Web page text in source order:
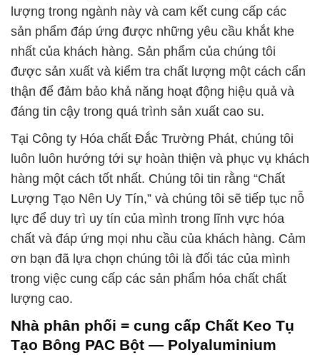
lượng trong ngành này và cam kết cung cấp các
sản phẩm đáp ứng được những yêu cầu khắt khe
nhất của khách hàng. Sản phẩm của chúng tôi
được sản xuất và kiểm tra chất lượng một cách cẩn
thận để đảm bảo khả năng hoạt động hiệu quả và
đáng tin cậy trong quá trình sản xuất cao su.
Tại Công ty Hóa chất Đắc Trường Phát, chúng tôi
luôn luôn hướng tới sự hoàn thiện và phục vụ khách
hàng một cách tốt nhất. Chúng tôi tin rằng “Chất
Lượng Tạo Nên Uy Tín,” và chúng tôi sẽ tiếp tục nỗ
lực để duy trì uy tín của mình trong lĩnh vực hóa
chất và đáp ứng mọi nhu cầu của khách hàng. Cảm
ơn bạn đã lựa chọn chúng tôi là đối tác của mình
trong việc cung cấp các sản phẩm hóa chất chất
lượng cao.
Nhà phân phối = cung cấp Chất Keo Tụ
Tạo Bông PAC Bột — Polyaluminium